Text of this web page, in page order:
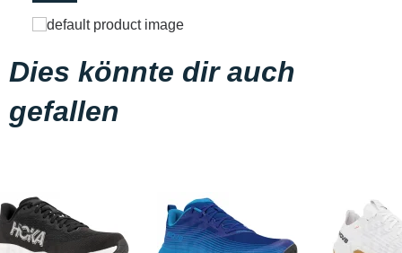
Dies könnte dir auch
gefallen